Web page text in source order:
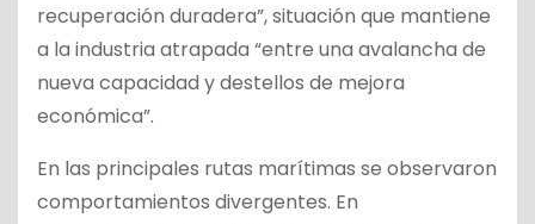
recuperación duradera”, situación que mantiene
a la industria atrapada “entre una avalancha de
nueva capacidad y destellos de mejora
económica”.
En las principales rutas marítimas se observaron
comportamientos divergentes. En